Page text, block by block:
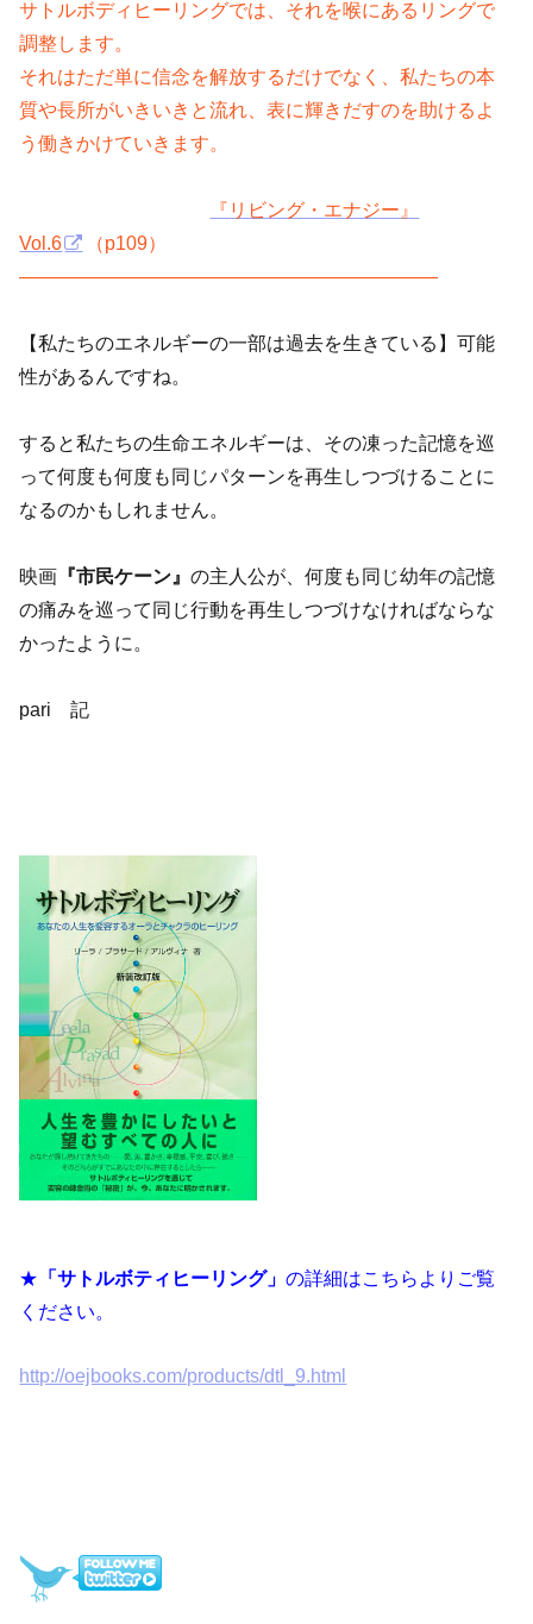
サトルボディヒーリングでは、それを喉にあるリングで
調整します。
それはただ単に信念を解放するだけでなく、私たちの本
質や長所がいきいきと流れ、表に輝きだすのを助けるよ
う働きかけていきます。
『リビング・エナジー』
Vol.6
（p109）
——————————————————————
【私たちのエネルギーの一部は過去を生きている】可能
性があるんですね。
すると私たちの生命エネルギーは、その凍った記憶を巡
って何度も何度も同じパターンを再生しつづけることに
なるのかもしれません。
映画 『市民ケーン』の主人公が、何度も同じ幼年の記憶
の痛みを巡って同じ行動を再生しつづけなければならな
かったように。
pari 記
★ 「サトルボティヒーリング」の詳細はこちらよりご覧
ください。
http://oejbooks.com/products/dtl_9.html